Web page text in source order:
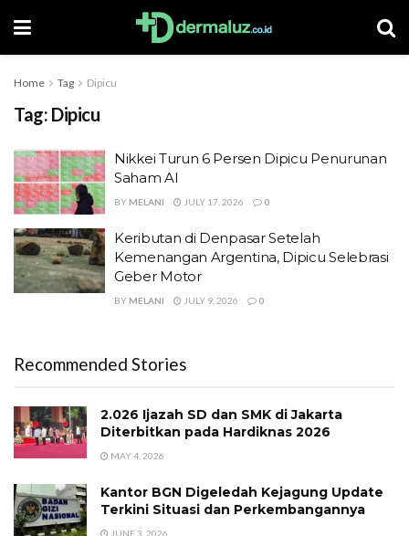
Home Tag Dipicu
Tag: Dipicu
Nikkei Turun 6 Persen Dipicu Penurunan
Saham AI
BY MELANI JULY 17, 2026 0
Keributan di Denpasar Setelah
Kemenangan Argentina, Dipicu Selebrasi
Geber Motor
BY MELANI JULY 9, 2026 0
Recommended Stories
2.026 Ijazah SD dan SMK di Jakarta
Diterbitkan pada Hardiknas 2026
MAY 4, 2026
Kantor BGN Digeledah Kejagung Update
Terkini Situasi dan Perkembangannya
JUNE 3, 2026